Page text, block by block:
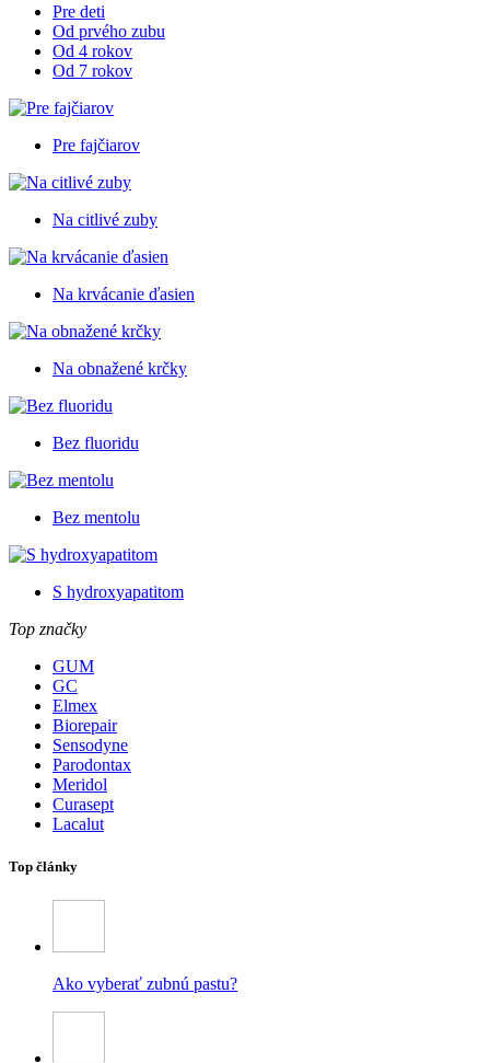
Pre deti
Od prvého zubu
Od 4 rokov
Od 7 rokov
Pre fajčiarov
Na citlivé zuby
Na krvácanie ďasien
Na obnažené krčky
Bez fluoridu
Bez mentolu
S hydroxyapatitom
Top značky
GUM
GC
Elmex
Biorepair
Sensodyne
Parodontax
Meridol
Curasept
Lacalut
Top články
Ako vyberať zubnú pastu?